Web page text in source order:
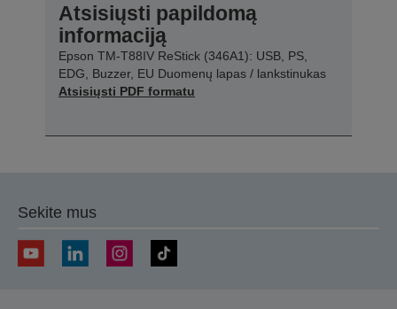
Atsisiųsti papildomą
informaciją
Epson TM-T88IV ReStick (346A1): USB, PS,
EDG, Buzzer, EU Duomenų lapas / lankstinukas
Atsisiųsti PDF formatu
Sekite mus